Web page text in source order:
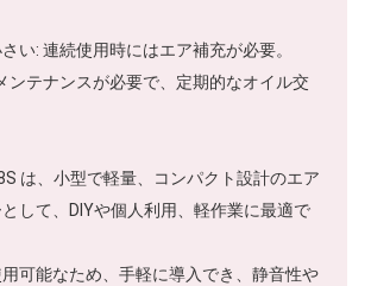
い: 連続使用時にはエア補充が必要。
ンテナンスが必要で、定期的なオイル交
は、小型で軽量、コンパクト設計のエア
して、DIYや個人利用、軽作業に最適で
可能なため、手軽に導入でき、静音性や